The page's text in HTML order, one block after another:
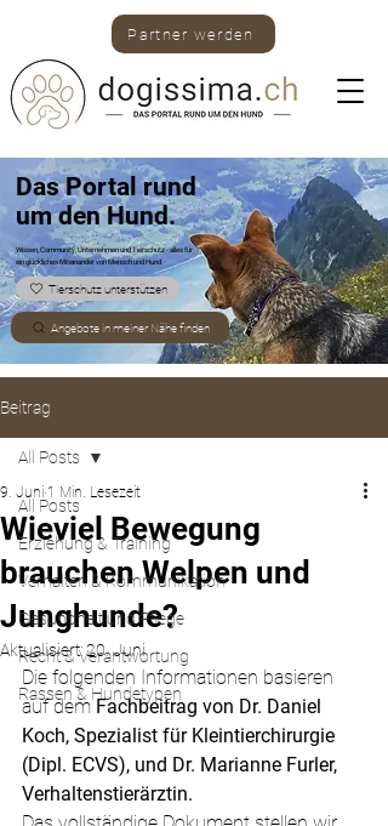
Tierschutz unterstützen
Angebote in meiner Nähe finden
Wissen, Community, Unternehmen und Tierschutz -alles für
ein glückliches Miteinander von Mensch und Hund.
Das Portal rund
um den Hund.
Partner werden
Beitrag
All Posts
Erziehung & Training
Verhalten & Kommunikation
Gesundheit und Pflege
Recht & Verantwortung
Rassen & Hundetypen
All Posts
Wieviel Bewegung
brauchen Welpen und
Junghunde?
9. Juni 1 Min. Lesezeit
Aktualisiert:20. Juni
Die folgenden Informationen basieren
auf dem Fachbeitrag von Dr. Daniel
Koch, Spezialist für Kleintierchirurgie
(Dipl. ECVS), und Dr. Marianne Furler,
Verhaltenstierärztin.